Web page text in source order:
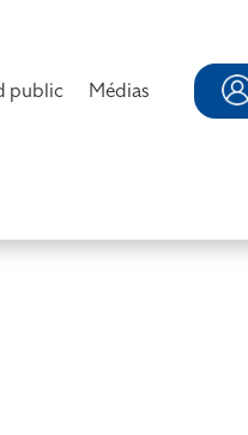
public Médias